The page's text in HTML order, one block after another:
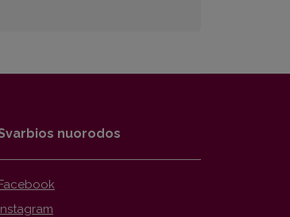
nuorodos